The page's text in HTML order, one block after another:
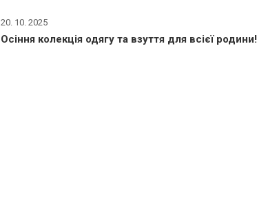
20. 10. 2025
Осіння колекція одягу та взуття для всієї родини!